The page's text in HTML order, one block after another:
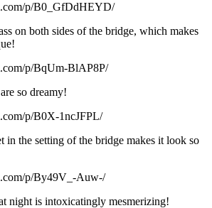
p/B0_GfDdHEYD/
on both sides of the bridge, which makes
p/BqUm-BlAP8P/
so dreamy!
p/B0X-1ncJFPL/
in the setting of the bridge makes it look so
p/By49V_-Auw-/
night is intoxicatingly mesmerizing!